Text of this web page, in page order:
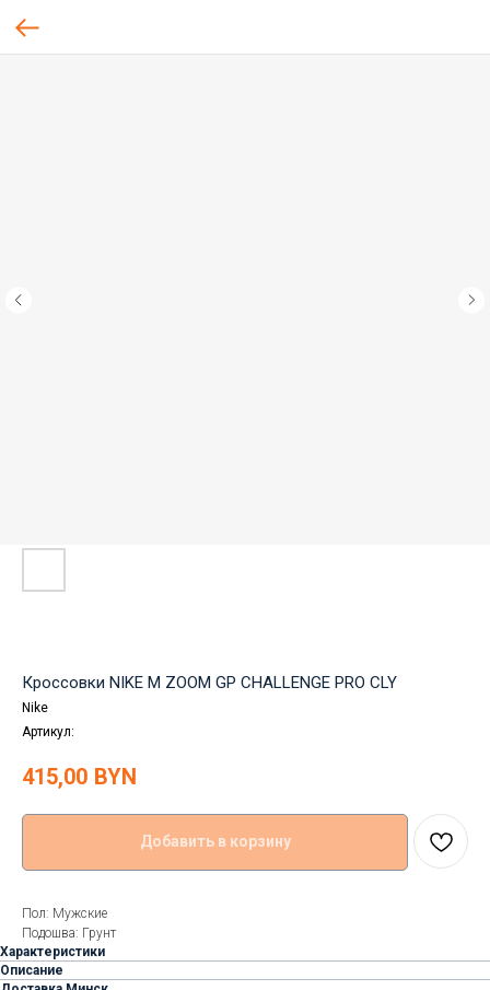
Кроссовки NIKE M ZOOM GP CHALLENGE PRO CLY
Nike
Артикул:
415,00 BYN
Добавить в корзину
Пол: Мужские
Подошва: Грунт
Характеристики
Описание